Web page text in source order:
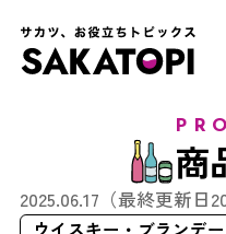
商
2025.06.17 （最終更新日
ウイスキー・ブランデー